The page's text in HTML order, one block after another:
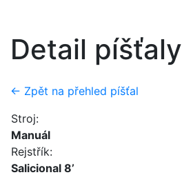
Detail píšťaly
← Zpět na přehled píšťal
Stroj:
Manuál
Rejstřík:
Salicional 8’